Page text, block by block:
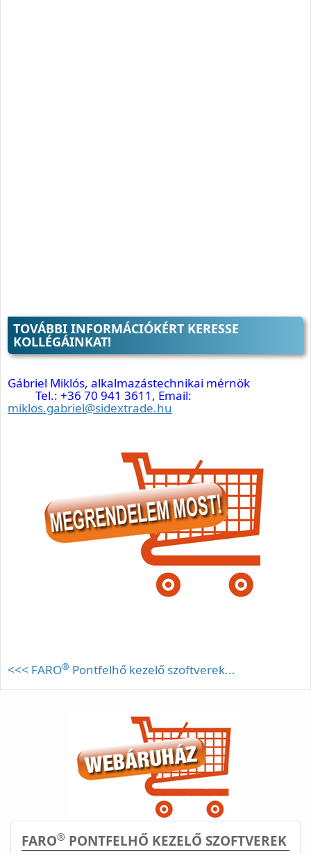
TOVÁBBI INFORMÁCIÓKÉRT KERESSE
KOLLÉGÁINKAT!
Gábriel Miklós, alkalmazástechnikai mérnök
Tel.: +36 70 941 3611, Email:
miklos.gabriel@sidextrade.hu
<<< FARO® Pontfelhő kezelő szoftverek...
FARO® PONTFELHŐ KEZELŐ SZOFTVEREK